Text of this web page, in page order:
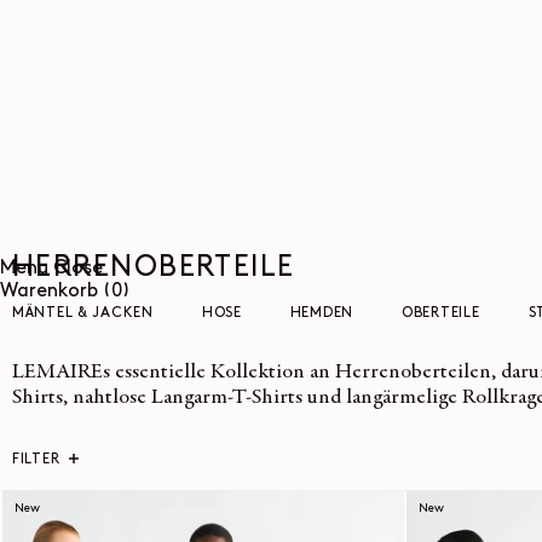
Menu Close
Warenkorb (0)
Artikel
HERRENOBERTEILE
MÄNTEL & JACKEN HOSE HEMDEN OBERTEILE
LEMAIREs essentielle Kollektion an Herrenoberteilen,
Shirts, nahtlose Langarm-T-Shirts und langärmelige
FILTER
New New